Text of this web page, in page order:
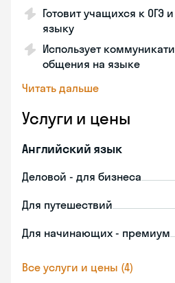
Готовит учащихся к ОГЭ
языку
Использует
общения на языке
Читать дальше
Услуги и цены
Английский язык
Деловой - для бизнеса
Для путешествий
Для начинающих - премиум
Все услуги и цены (4)